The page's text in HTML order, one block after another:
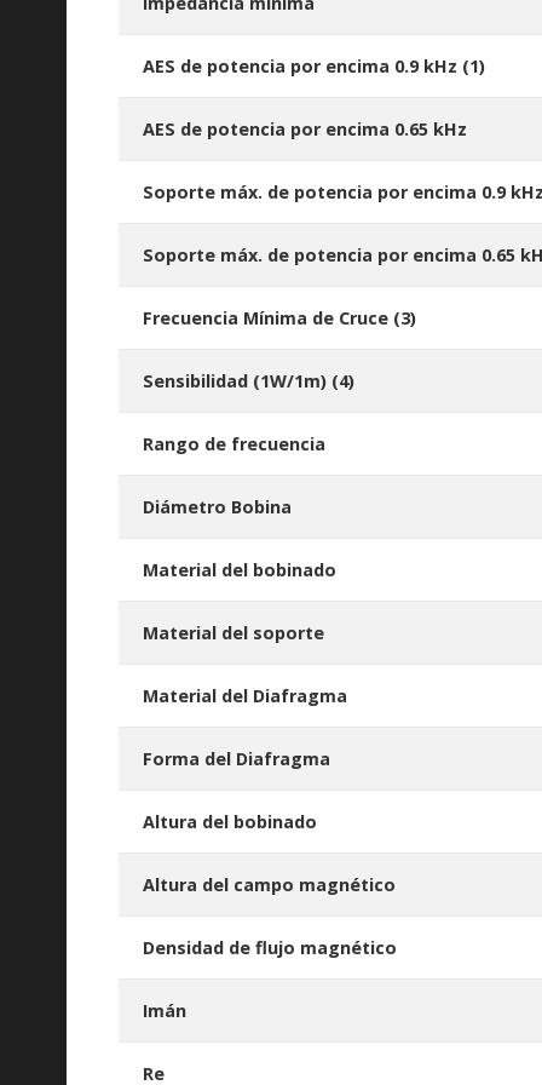
AES de potencia por encima 0.9 kHz (1)
AES de potencia por encima 0.65 kHz
Soporte máx. de potencia por encima 0.9 kHz
Soporte máx. de potencia por encima 0.65
Frecuencia Mínima de Cruce (3)
Sensibilidad (1W/1m) (4)
Rango de frecuencia
Diámetro Bobina
Material del bobinado
Material del soporte
Material del Diafragma
Forma del Diafragma
Altura del bobinado
Altura del campo magnético
Densidad de flujo magnético
Imán
Re